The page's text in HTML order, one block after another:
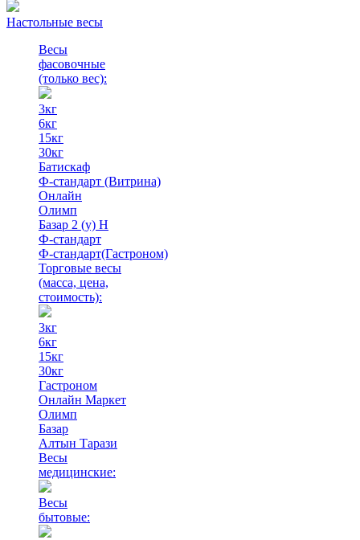
Настольные весы
Весы
фасовочные
(только вес):
3кг
6кг
15кг
30кг
Батискаф
Ф-стандарт (Витрина)
Онлайн
Олимп
Базар 2 (у) Н
Ф-стандарт
Ф-стандарт(Гастроном)
Торговые весы
(масса, цена,
стоимость):
3кг
6кг
15кг
30кг
Гастроном
Онлайн Маркет
Олимп
Базар
Алтын Тарази
Весы
медицинские:
Весы
бытовые: